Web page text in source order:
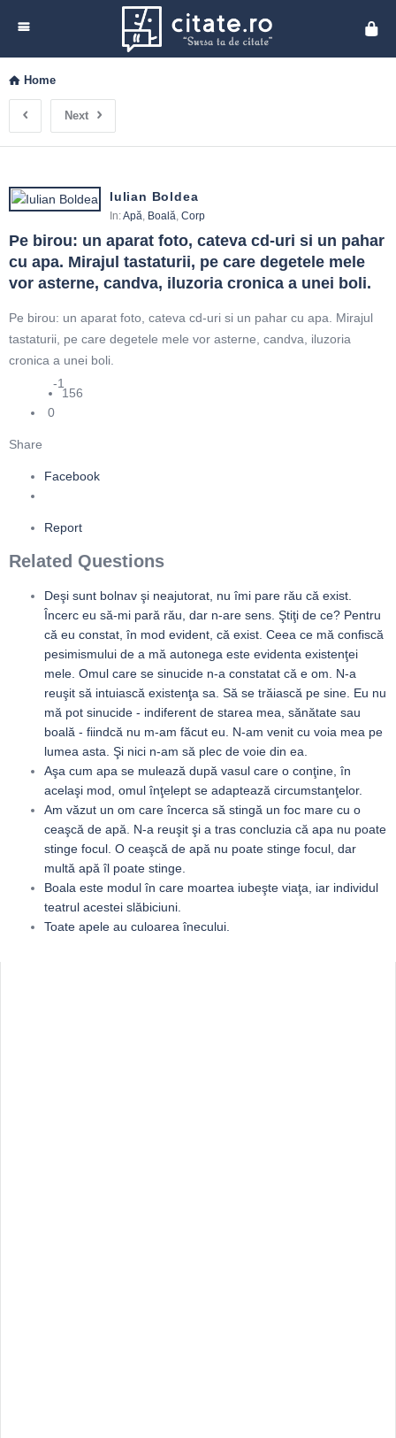
Home
Next
Iulian Boldea
In:Apă, Boală, Corp
Pe birou: un aparat foto, cateva cd-uri si un pahar
cu apa. Mirajul tastaturii, pe care degetele mele
vor asterne, candva, iluzoria cronica a unei boli.
Pe birou: un aparat foto, cateva cd-uri si un pahar cu apa. Mirajul
tastaturii, pe care degetele mele vor asterne, candva, iluzoria
cronica a unei boli.
-1
156
0
Share
Facebook
Report
Related Questions
Deşi sunt bolnav şi neajutorat, nu îmi pare rău că exist.
Încerc eu să-mi pară rău, dar n-are sens. Ştiţi de ce? Pentru
că eu constat, în mod evident, că exist. Ceea ce mă confiscă
pesimismului de a mă autonega este evidenta existenţei
mele. Omul care se sinucide n-a constatat că e om. N-a
reuşit să intuiască existenţa sa. Să se trăiască pe sine. Eu nu
mă pot sinucide - indiferent de starea mea, sănătate sau
boală - fiindcă nu m-am făcut eu. N-am venit cu voia mea pe
lumea asta. Şi nici n-am să plec de voie din ea.
Aşa cum apa se mulează după vasul care o conţine, în
acelaşi mod, omul înţelept se adaptează circumstanţelor.
Am văzut un om care încerca să stingă un foc mare cu o
ceaşcă de apă. N-a reuşit şi a tras concluzia că apa nu poate
stinge focul. O ceaşcă de apă nu poate stinge focul, dar
multă apă îl poate stinge.
Boala este modul în care moartea iubeşte viaţa, iar individul
teatrul acestei slăbiciuni.
Toate apele au culoarea înecului.